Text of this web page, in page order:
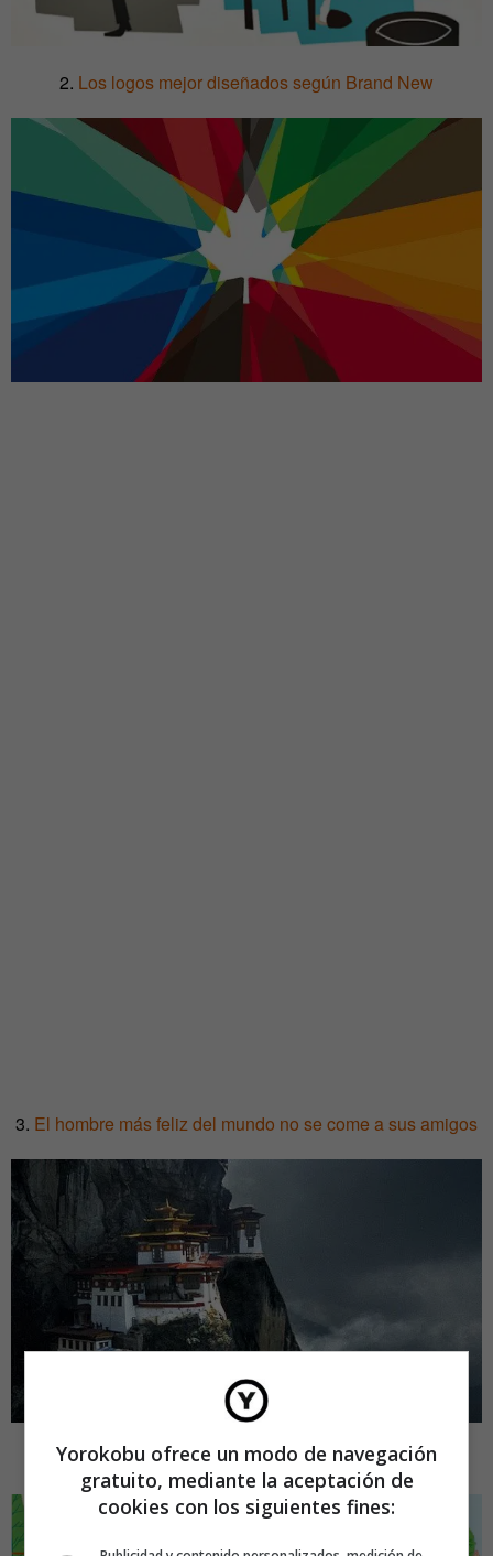
2. Los logos mejor diseñados según Brand New
3. El hombre más feliz del mundo no se come a sus amigos
4.La economía de la colaboración
Yorokobu ofrece un modo de navegación
gratuito, mediante la aceptación de
cookies con los siguientes fines: